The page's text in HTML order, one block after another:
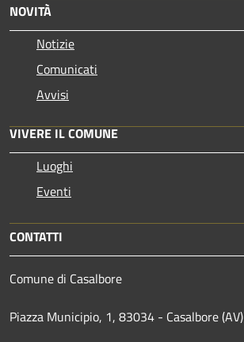
NOVITÀ
Notizie
Comunicati
Avvisi
VIVERE IL COMUNE
Luoghi
Eventi
CONTATTI
Comune di Casalbore
Piazza Municipio, 1, 83034 - Casalbore (AV)